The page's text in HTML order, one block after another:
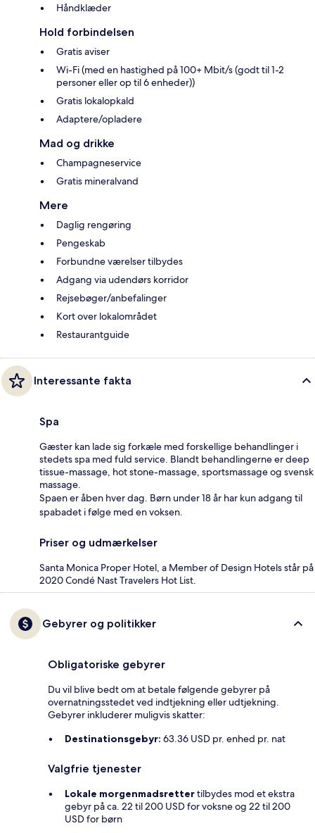
Håndklæder
Hold forbindelsen
Gratis aviser
Wi-Fi (med en hastighed på 100+ Mbit/s (godt til 1-2
personer eller op til 6 enheder))
Gratis lokalopkald
Adaptere/opladere
Mad og drikke
Champagneservice
Gratis mineralvand
Mere
Daglig rengøring
Pengeskab
Forbundne værelser tilbydes
Adgang via udendørs korridor
Rejsebøger/anbefalinger
Kort over lokalområdet
Restaurantguide
Interessante fakta
Spa
Gæster kan lade sig forkæle med forskellige behandlinger i
stedets spa med fuld service. Blandt behandlingerne er deep
tissue-massage, hot stone-massage, sportsmassage og svensk
massage.
Spaen er åben hver dag. Børn under 18 år har kun adgang til
spabadet i følge med en voksen.
Priser og udmærkelser
Santa Monica Proper Hotel, a Member of Design Hotels står på
2020 Condé Nast Travelers Hot List.
Gebyrer og politikker
Obligatoriske gebyrer
Du vil blive bedt om at betale følgende gebyrer på
overnatningsstedet ved indtjekning eller udtjekning.
Gebyrer inkluderer muligvis skatter:
Destinationsgebyr: 63.36 USD pr. enhed pr. nat
Valgfrie tjenester
Lokale morgenmadsrettertilbydes mod et ekstra
gebyr på ca. 22 til 200 USD for voksne og 22 til 200
USD for børn